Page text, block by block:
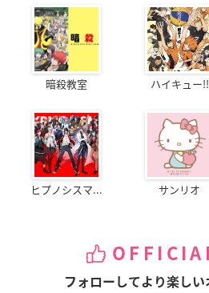
暗殺教室 ハイキュー!!
ヒプノシスマ... サンリオ
フォローしてより楽しい